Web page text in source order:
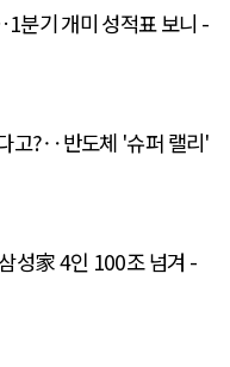
분기 개미 성적표 보니 -
고?‥반도체 '슈퍼 랠리'
성家 4인 100조 넘겨 -